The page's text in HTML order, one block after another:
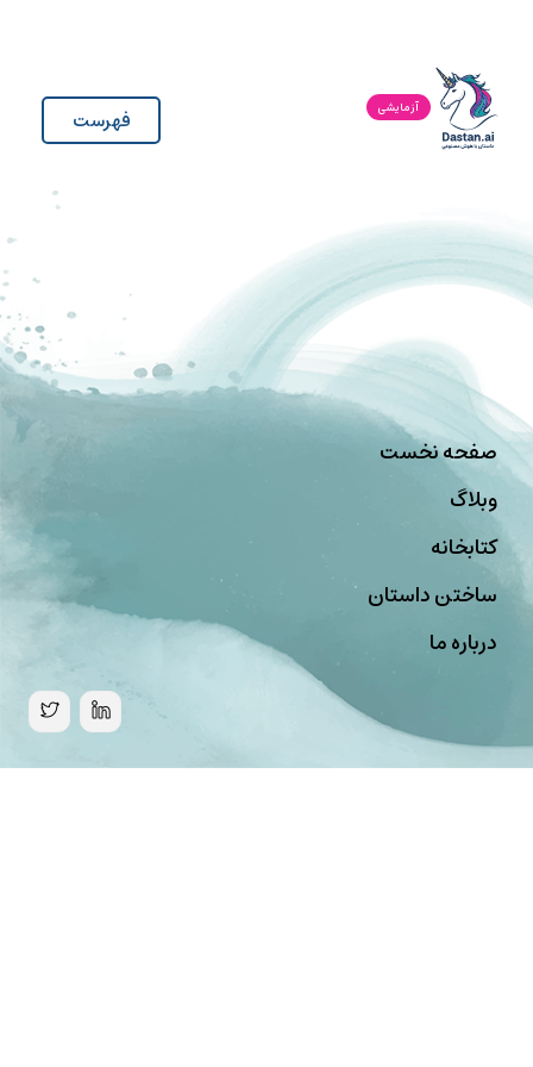
آزمایشی فهرست
صفحه نخست
وبلاگ
کتابخانه
ساختن داستان
درباره ما